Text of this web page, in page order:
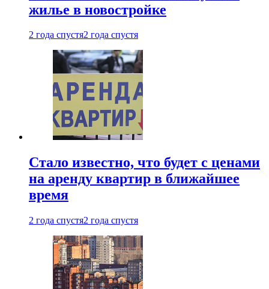
жилье в новостройке
2 года спустя2 года спустя
Стало известно, что будет с ценами
на аренду квартир в ближайшее
время
2 года спустя2 года спустя